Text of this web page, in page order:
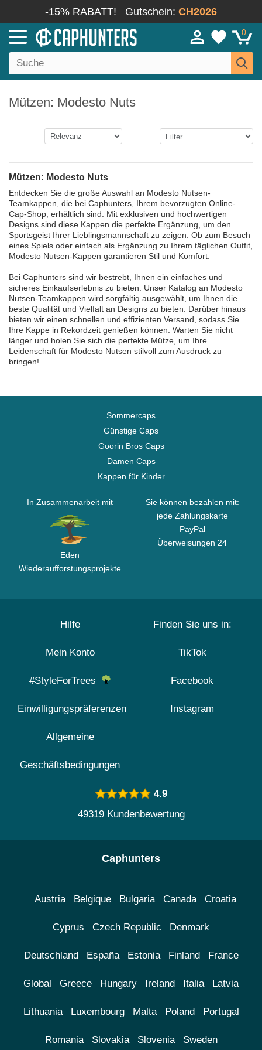
-15% RABATT! Gutschein: CH2026
0
Mützen: Modesto Nuts
Mützen: Modesto Nuts
Entdecken Sie die große Auswahl an Modesto Nutsen-
Teamkappen, die bei Caphunters, Ihrem bevorzugten Online-
Cap-Shop, erhältlich sind. Mit exklusiven und hochwertigen
Designs sind diese Kappen die perfekte Ergänzung, um den
Sportsgeist Ihrer Lieblingsmannschaft zu zeigen. Ob zum Besuch
eines Spiels oder einfach als Ergänzung zu Ihrem täglichen Outfit,
Modesto Nutsen-Kappen garantieren Stil und Komfort.
Bei Caphunters sind wir bestrebt, Ihnen ein einfaches und
sicheres Einkaufserlebnis zu bieten. Unser Katalog an Modesto
Nutsen-Teamkappen wird sorgfältig ausgewählt, um Ihnen die
beste Qualität und Vielfalt an Designs zu bieten. Darüber hinaus
bieten wir einen schnellen und effizienten Versand, sodass Sie
Ihre Kappe in Rekordzeit genießen können. Warten Sie nicht
länger und holen Sie sich die perfekte Mütze, um Ihre
Leidenschaft für Modesto Nutsen stilvoll zum Ausdruck zu
bringen!
Sommercaps
Günstige Caps
Goorin Bros Caps
Damen Caps
Kappen für Kinder
In Zusammenarbeit mit
Eden
Wiederaufforstungsprojekte
Sie können bezahlen mit:
jede Zahlungskarte
PayPal
Überweisungen 24
Hilfe
Mein Konto
#StyleForTrees
Einwilligungspräferenzen
Allgemeine
Geschäftsbedingungen
Finden Sie uns in:
TikTok
Facebook
Instagram
4.9
49319 Kundenbewertung
Caphunters
Austria Belgique Bulgaria Canada Croatia
Cyprus Czech Republic Denmark
Deutschland España Estonia Finland France
Global Greece Hungary Ireland Italia Latvia
Lithuania Luxembourg Malta Poland Portugal
Romania Slovakia Slovenia Sweden